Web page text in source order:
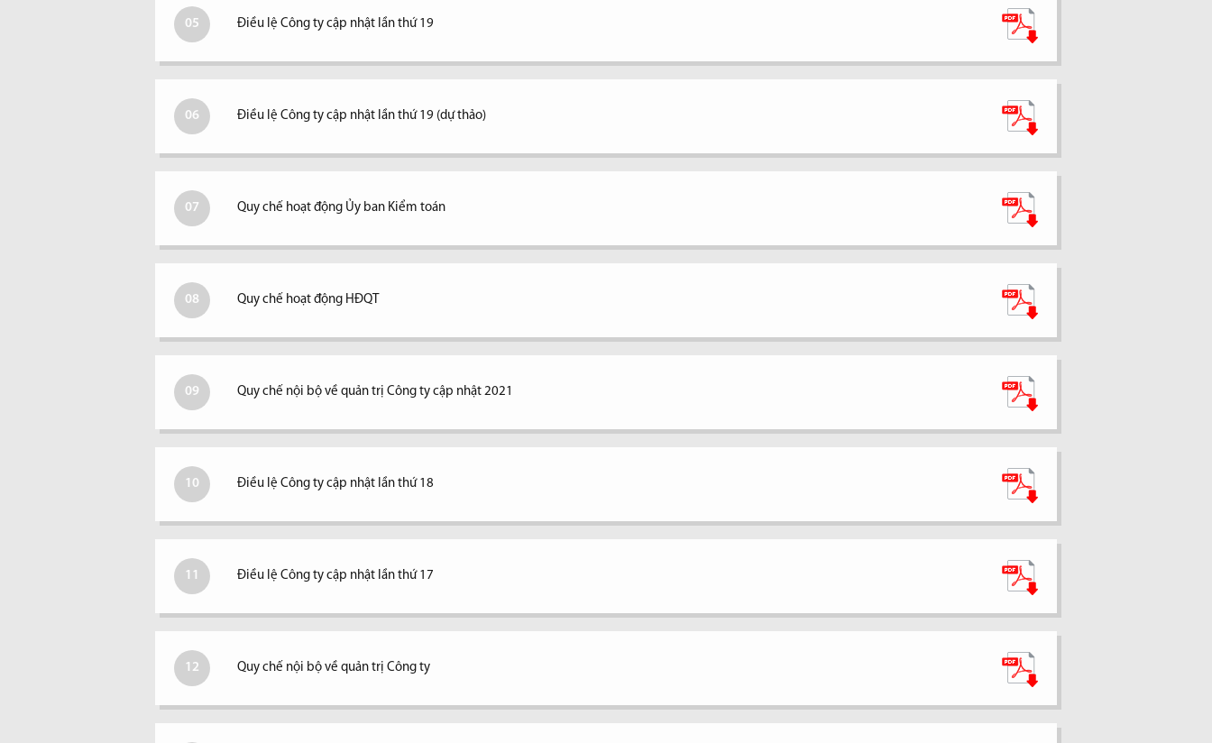
05 Điều lệ Công ty cập nhật lần thứ 19
06 Điều lệ Công ty cập nhật lần thứ 19 (dự thảo)
07 Quy chế hoạt động Ủy ban Kiểm toán
08 Quy chế hoạt động HĐQT
09 Quy chế nội bộ về quản trị Công ty cập nhật 2021
10 Điều lệ Công ty cập nhật lần thứ 18
11 Điều lệ Công ty cập nhật lần thứ 17
12 Quy chế nội bộ về quản trị Công ty